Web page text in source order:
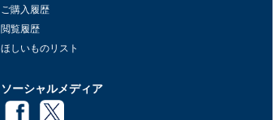
ご購入履歴
閲覧履歴
ほしいものリスト
ソーシャルメディア